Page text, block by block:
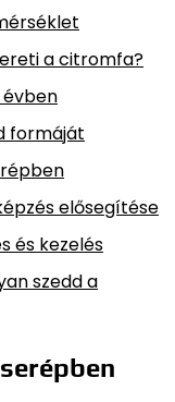
a citromfa?
évben
formáját
elősegítése
és kezelés
szedd a